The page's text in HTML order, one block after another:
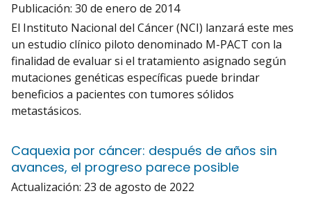
Publicación: 30 de enero de 2014
El Instituto Nacional del Cáncer (NCI) lanzará este mes
un estudio clínico piloto denominado M-PACT con la
finalidad de evaluar si el tratamiento asignado según
mutaciones genéticas específicas puede brindar
beneficios a pacientes con tumores sólidos
metastásicos.
Caquexia por cáncer: después de años sin
avances, el progreso parece posible
Actualización: 23 de agosto de 2022